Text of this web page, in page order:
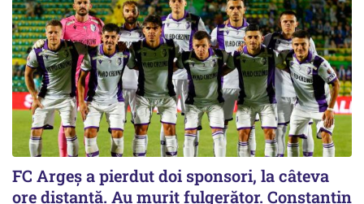
FC Argeș a pierdut doi sponsori, la câteva
ore distanță. Au murit fulgerător. Constantin